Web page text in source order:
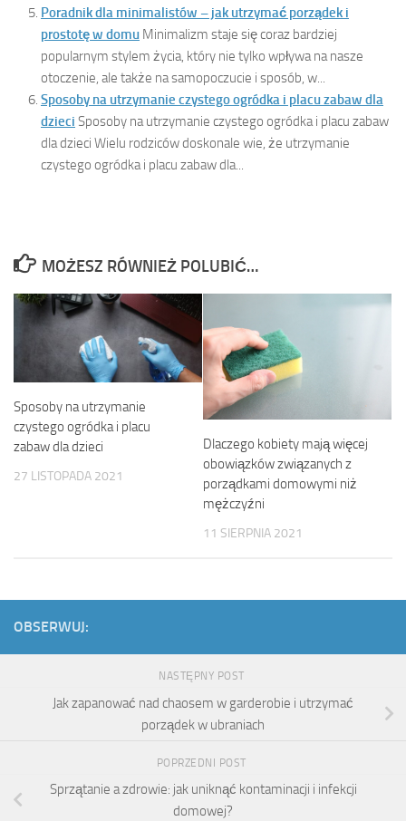
Poradnik dla minimalistów – jak utrzymać porządek i
prostotę w domu Minimalizm staje się coraz bardziej
popularnym stylem życia, który nie tylko wpływa na nasze
otoczenie, ale także na samopoczucie i sposób, w...
Sposoby na utrzymanie czystego ogródka i placu zabaw dla
dzieci Sposoby na utrzymanie czystego ogródka i placu zabaw
dla dzieci Wielu rodziców doskonale wie, że utrzymanie
czystego ogródka i placu zabaw dla...
MOŻESZ RÓWNIEŻ POLUBIĆ…
Sposoby na utrzymanie
czystego ogródka i placu
zabaw dla dzieci
27 LISTOPADA 2021
Dlaczego kobiety mają więcej
obowiązków związanych z
porządkami domowymi niż
mężczyźni
11 SIERPNIA 2021
OBSERWUJ:
NASTĘPNY POST
Jak zapanować nad chaosem w garderobie i utrzymać
porządek w ubraniach
POPRZEDNI POST
Sprzątanie a zdrowie: jak uniknąć kontaminacji i infekcji
domowej?